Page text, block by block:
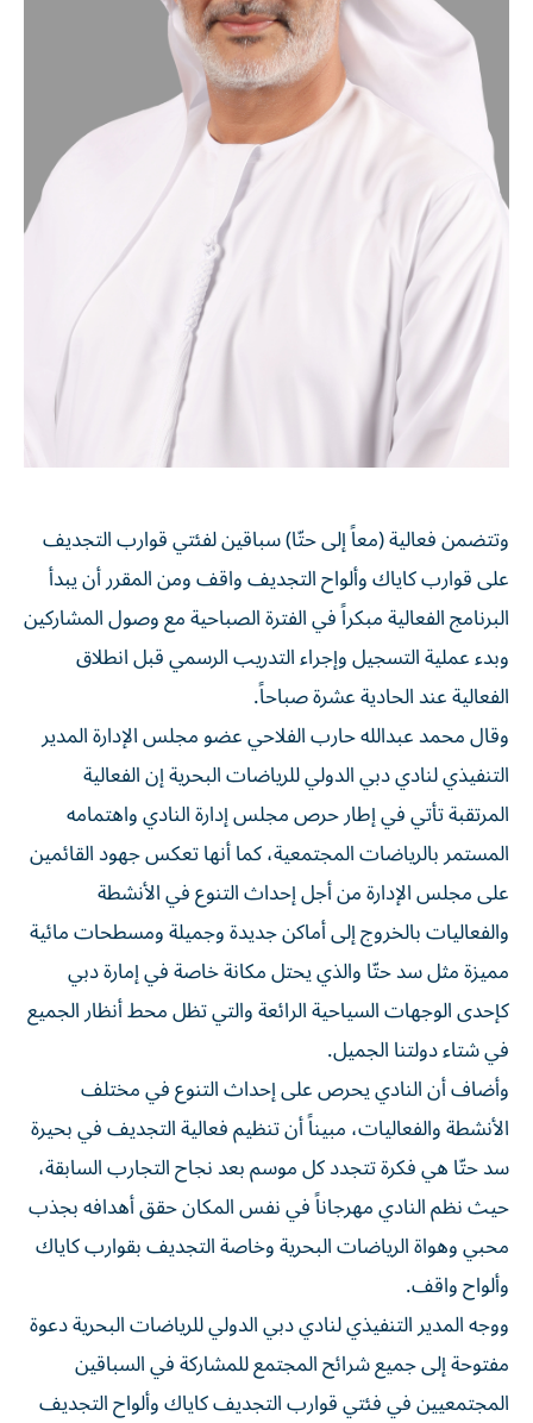
وتتضمن فعالية (معاً إلى حتّا) سباقين لفئتي قوارب التجديف
على قوارب كاياك وألواح التجديف واقف ومن المقرر أن يبدأ
البرنامج الفعالية مبكراً في الفترة الصباحية مع وصول المشاركين
وبدء عملية التسجيل وإجراء التدريب الرسمي قبل انطلاق
الفعالية عند الحادية عشرة صباحاً.
وقال محمد عبدالله حارب الفلاحي عضو مجلس الإدارة المدير
التنفيذي لنادي دبي الدولي للرياضات البحرية إن الفعالية
المرتقبة تأتي في إطار حرص مجلس إدارة النادي واهتمامه
المستمر بالرياضات المجتمعية، كما أنها تعكس جهود القائمين
على مجلس الإدارة من أجل إحداث التنوع في الأنشطة
والفعاليات بالخروج إلى أماكن جديدة وجميلة ومسطحات مائية
مميزة مثل سد حتّا والذي يحتل مكانة خاصة في إمارة دبي
كإحدى الوجهات السياحية الرائعة والتي تظل محط أنظار الجميع
في شتاء دولتنا الجميل.
وأضاف أن النادي يحرص على إحداث التنوع في مختلف
الأنشطة والفعاليات، مبيناً أن تنظيم فعالية التجديف في بحيرة
سد حتّا هي فكرة تتجدد كل موسم بعد نجاح التجارب السابقة،
حيث نظم النادي مهرجاناً في نفس المكان حقق أهدافه بجذب
محبي وهواة الرياضات البحرية وخاصة التجديف بقوارب كاياك
وألواح واقف.
ووجه المدير التنفيذي لنادي دبي الدولي للرياضات البحرية دعوة
مفتوحة إلى جميع شرائح المجتمع للمشاركة في السباقين
المجتمعيين في فئتي قوارب التجديف كاياك وألواح التجديف